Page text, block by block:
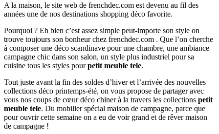
A la maison, le site web de frenchdec.com est devenu au fil des
années une de nos destinations shopping déco favorite.
Pourquoi ? Eh bien c’est assez simple peut-importe son style on
trouve toujours son bonheur chez frenchdec.com . Que l’on cherche
à composer une déco scandinave pour une chambre, une ambiance
campagne chic dans son salon, un style plus industriel pour sa
cuisine tous les styles pourpetit meuble tele.
Tout juste avant la fin des soldes d’hiver et l’arrivée des nouvelles
collections déco printemps-été, on vous propose de partager avec
vous nos coups de cœur déco chiner à la travers les collections petit
meuble tele. Du mobilier spécial maison de campagne, parce que
pour ouvrir cette semaine on a eu de voir grand et de rêver maison
de campagne !